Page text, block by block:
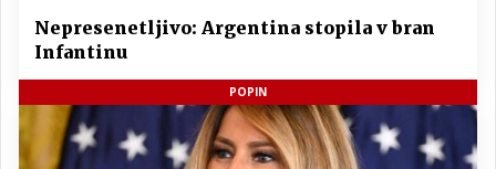
Nepresenetljivo: Argentina stopila v bran
Infantinu
POPIN